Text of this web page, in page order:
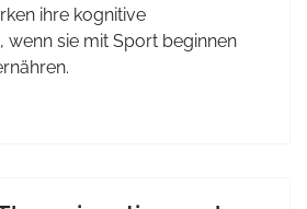
ihre kognitive
wenn sie mit Sport beginnen